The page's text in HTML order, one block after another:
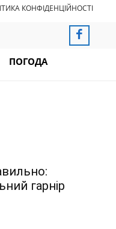
КОНФІДЕНЦІЙНОСТІ
ПОГОДА
гарнір